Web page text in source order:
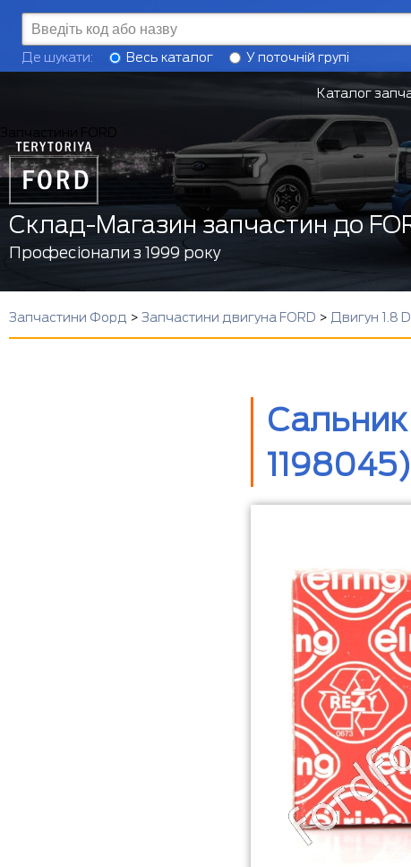
Де шукати: Весь каталог У поточній групі
Каталог
Склад-Магазин запчастин до
Професіонали з 1999 року
Запчастини Форд > Запчастини двигуна FORD > Двигун 1.8 D
1198045)